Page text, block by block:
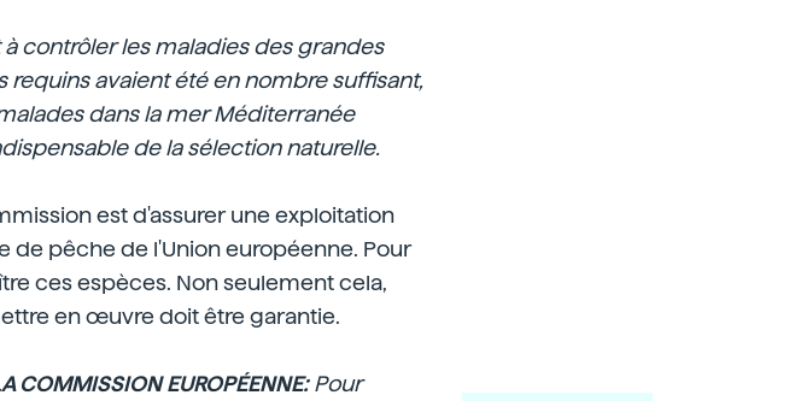
à contrôler les maladies des grandes
avaient été en nombre suffisant,
dans la mer Méditerranée
de la sélection naturelle.
est d'assurer une exploitation
de pêche de l'Union européenne. Pour
ces espèces. Non seulement cela,
en œuvre doit être garantie.
COMMISSION EUROPÉENNE:Pour